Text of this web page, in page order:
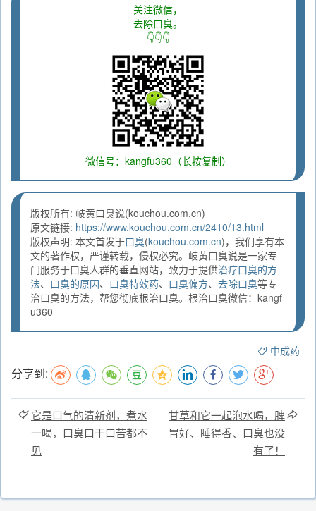
关注微信，
去除口臭。
👇👇👇
微信号：kangfu360（长按复制）
版权所有: 岐黄口臭说(kouchou.com.cn)
原文链接: https://www.kouchou.com.cn/2410/13.html
版权声明: 本文首发于口臭(kouchou.com.cn)，我们享有本
文的著作权，严谨转载，侵权必究。岐黄口臭说是一家专
门服务于口臭人群的垂直网站，致力于提供治疗口臭的方
法、 口臭的原因、 口臭特效药、 口臭偏方、 去除口臭等专
治口臭的方法，帮您彻底根治口臭。根治口臭微信：kangf
u360
中成药
分享到:
它是口气的清新剂，煮水
一喝，口臭口干口苦都不
见
甘草和它一起泡水喝，脾
胃好、睡得香、口臭也没
有了！